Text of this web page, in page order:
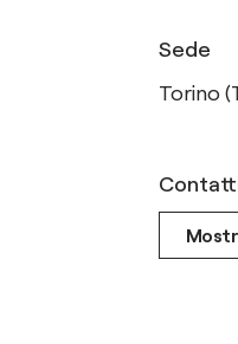
Sede
Torino